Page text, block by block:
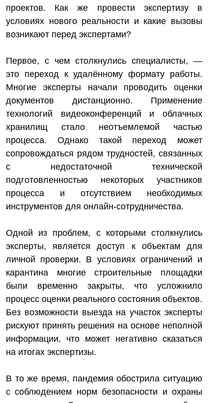
проектов. Как же провести экспертизу в
условиях нового реальности и какие вызовы
возникают перед экспертами?
Первое, с чем столкнулись специалисты, —
это переход к удалённому формату работы.
Многие эксперты начали проводить оценки
документов дистанционно. Применение
технологий видеоконференций и облачных
хранилищ стало неотъемлемой частью
процесса. Однако такой переход может
сопровождаться рядом трудностей, связанных
с недостаточной технической
подготовленностью некоторых участников
процесса и отсутствием необходимых
инструментов для онлайн-сотрудничества.
Одной из проблем, с которыми столкнулись
эксперты, является доступ к объектам для
личной проверки. В условиях ограничений и
карантина многие строительные площадки
были временно закрыты, что усложнило
процесс оценки реального состояния объектов.
Без возможности выезда на участок эксперты
рискуют принять решения на основе неполной
информации, что может негативно сказаться
на итогах экспертизы.
В то же время, пандемия обострила ситуацию
с соблюдением норм безопасности и охраны